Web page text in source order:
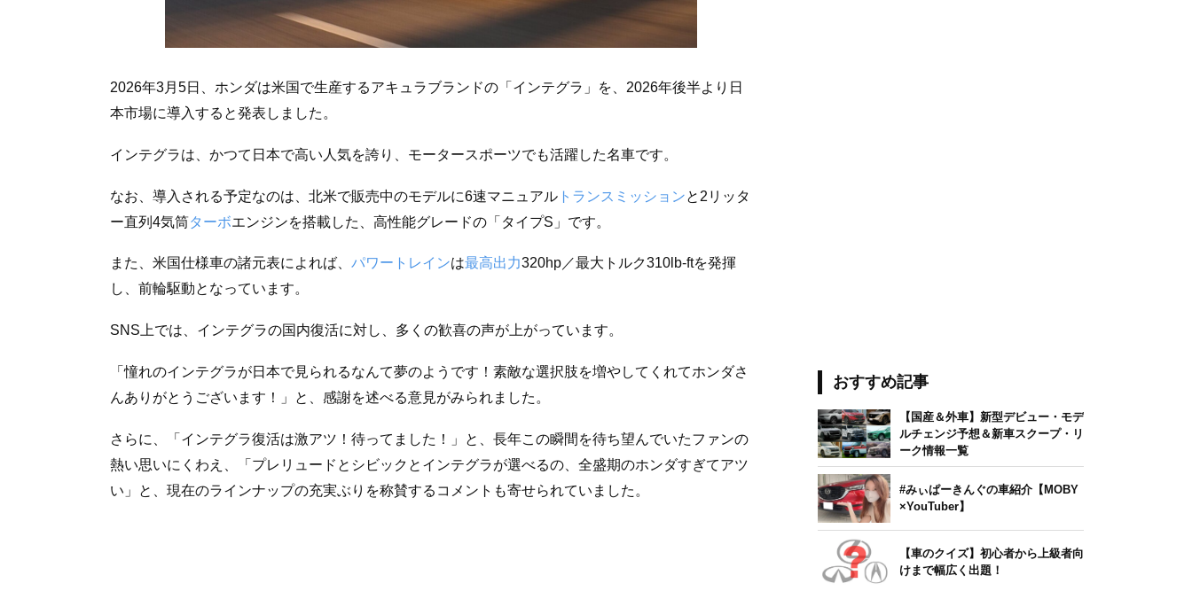
2026年3月5日、ホンダは米国で生産するアキュラブランドの「インテグラ」を、2026年後半より日
本市場に導入すると発表しました。
インテグラは、かつて日本で高い人気を誇り、モータースポーツでも活躍した名車です。
なお、導入される予定なのは、北米で販売中のモデルに6速マニュアル トランスミッションと2リッタ
ー直列4気筒ターボエンジンを搭載した、高性能グレードの「タイプS」です。
また、米国仕様車の諸元表によれば、 パワートレインは最高出力320hp／最大トルク310lb-ftを発揮
し、前輪駆動となっています。
SNS上では、インテグラの国内復活に対し、多くの歓喜の声が上がっています。
「憧れのインテグラが日本で見られるなんて夢のようです！素敵な選択肢を増やしてくれてホンダさ
んありがとうございます！」と、感謝を述べる意見がみられました。
さらに、「インテグラ復活は激アツ！待ってました！」と、長年この瞬間を待ち望んでいたファンの
熱い思いにくわえ、「プレリュードとシビックとインテグラが選べるの、全盛期のホンダすぎてアツ
い」と、現在のラインナップの充実ぶりを称賛するコメントも寄せられていました。
おすすめ記事
【国産＆外車】新型デビュー・モデ
ルチェンジ予想＆新車スクープ・リ
ーク情報一覧
#みぃぱーきんぐの車紹介【MOBY
×YouTuber】
【車のクイズ】初心者から上級者向
けまで幅広く出題！